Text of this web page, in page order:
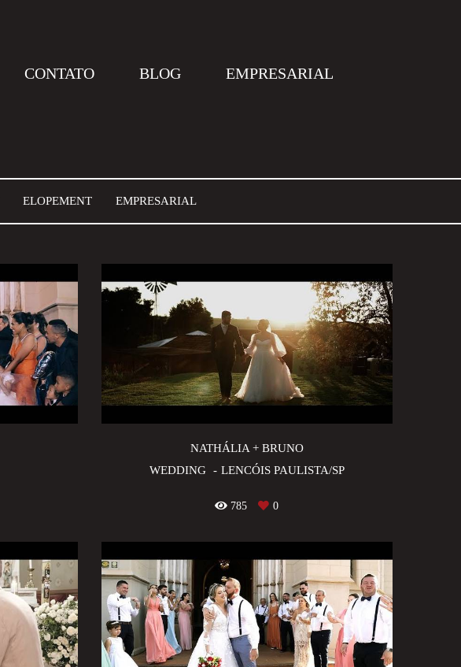
CONTATO BLOG EMPRESARIAL
ELOPEMENT EMPRESARIAL
NATHÁLIA + BRUNO
WEDDING
LENCÓIS PAULISTA/SP
785 0